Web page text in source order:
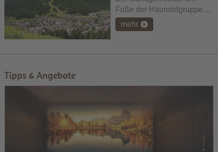
Fuße der Haunoldgruppe ...
mehr
Tipps & Angebote